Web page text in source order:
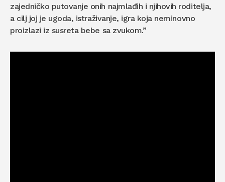
zajedničko putovanje onih najmlađih i njihovih roditelja,
a cilj joj je ugoda, istraživanje, igra koja neminovno
proizlazi iz susreta bebe sa zvukom.”